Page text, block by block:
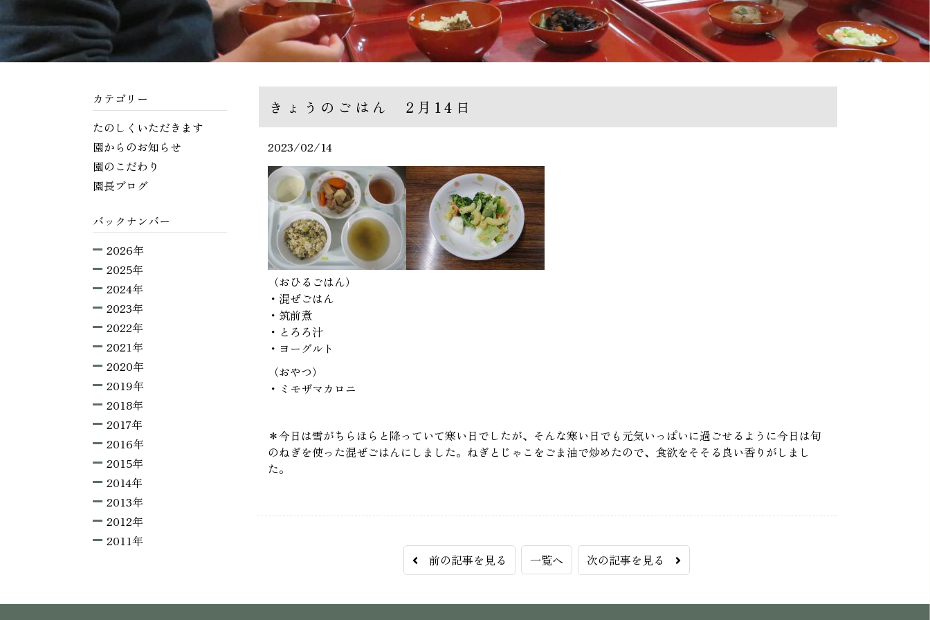
きょうのごはん 2月14日
2023/02/14
（おひるごはん）
・混ぜごはん
・筑前煮
・とろろ汁
・ヨーグルト
（おやつ）
・ミモザマカロニ
＊今日は雪がちらほらと降っていて寒い日でしたが、そんな寒い日でも元気いっぱいに過ごせるように今日は旬
のねぎを使った混ぜごはんにしました。ねぎとじゃこをごま油で炒めたので、食欲をそそる良い香りがしまし
た。
前の記事を見る 一覧へ 次の記事を見る
カテゴリー
たのしくいただきます
園からのお知らせ
園のこだわり
園長ブログ
バックナンバー
2026年
2025年
2024年
2023年
2022年
2021年
2020年
2019年
2018年
2017年
2016年
2015年
2014年
2013年
2012年
2011年